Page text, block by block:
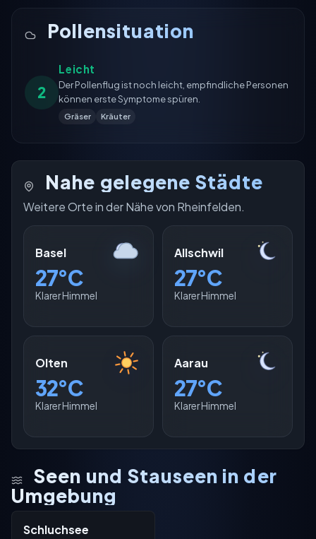
Pollensituation
2
Leicht
Der Pollenflug ist noch leicht, empfindliche Personen
können erste Symptome spüren.
Gräser Kräuter
Nahe gelegene Städte
Weitere Orte in der Nähe von Rheinfelden.
Basel
27°C
Klarer Himmel
Allschwil
27°C
Klarer Himmel
Olten
32°C
Klarer Himmel
Aarau
27°C
Klarer Himmel
Seen und Stauseen in der
Umgebung
Schluchsee